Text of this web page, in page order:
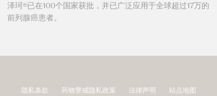
泽珂®已在100个国家获批，并已广泛应用于全球超过17万的
前列腺癌患者。
隐私条款 药物警戒隐私政策 法律声明
站点地图